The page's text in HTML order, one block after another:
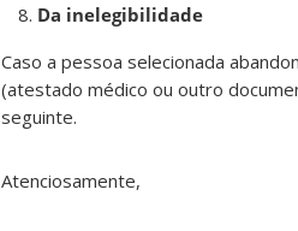
Da inelegibilidade
Caso a pessoa selecionada
(atestado médico ou outro
seguinte.
Atenciosamente,